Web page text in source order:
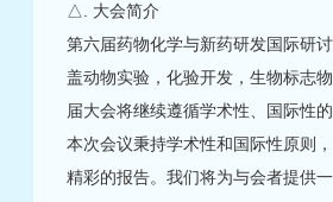
△. 大会简介
第六届药物化学与新药研发国际研
盖动物实验，化验开发，生物标志
届大会将继续遵循学术性、国际性
本次会议秉持学术性和国际性原则
精彩的报告。我们将为与会者提供